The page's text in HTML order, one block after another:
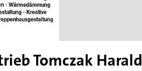
Tomczak Harald